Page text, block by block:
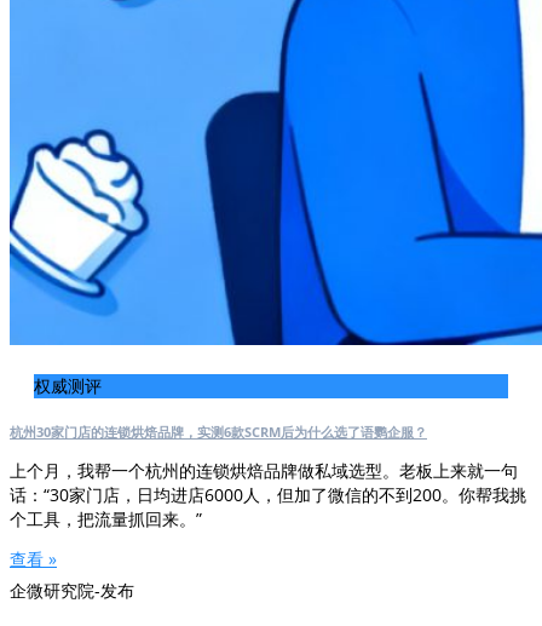
权威测评
杭州30家门店的连锁烘焙品牌，实测6款SCRM后为什么选了语鹦企服？
上个月，我帮一个杭州的连锁烘焙品牌做私域选型。老板上来就一句
话：“30家门店，日均进店6000人，但加了微信的不到200。你帮我挑
个工具，把流量抓回来。”
查看 »
企微研究院-发布